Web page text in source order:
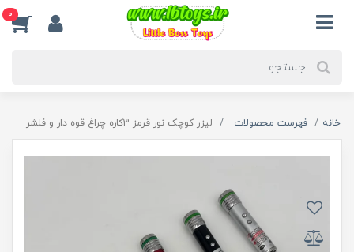
0
خانه فهرست محصولات لیزر کوچک نور قرمز 3کاره چراغ قوه دار و فلشر